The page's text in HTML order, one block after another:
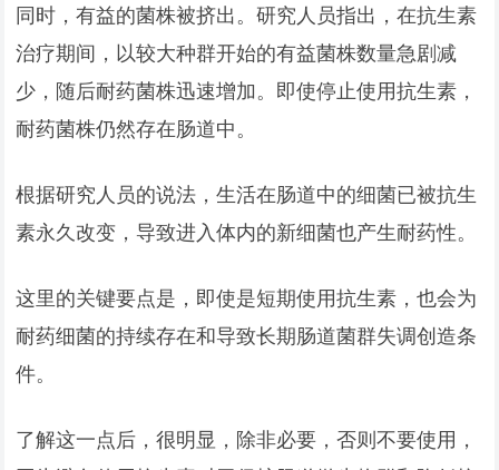
同时，有益的菌株被挤出。研究人员指出，在抗生素
治疗期间，以较大种群开始的有益菌株数量急剧减
少，随后耐药菌株迅速增加。即使停止使用抗生素，
耐药菌株仍然存在肠道中。
根据研究人员的说法，生活在肠道中的细菌已被抗生
素永久改变，导致进入体内的新细菌也产生耐药性。
这里的关键要点是，即使是短期使用抗生素，也会为
耐药细菌的持续存在和导致长期肠道菌群失调创造条
件。
了解这一点后，很明显，除非必要，否则不要使用，